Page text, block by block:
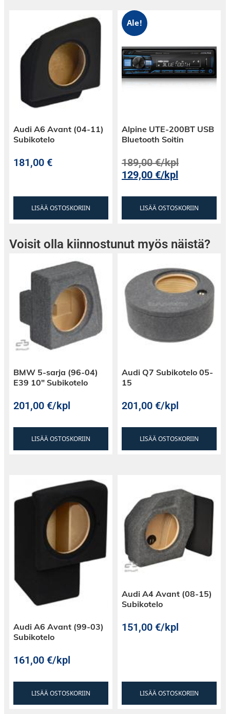
Audi A6 Avant (04-11)
Subikotelo
181,00€
LISÄÄ OSTOSKORIIN
Ale!
Alpine UTE-200BT USB
Bluetooth Soitin
189,00€/kpl
129,00€/kpl
LISÄÄ OSTOSKORIIN
Voisit olla kiinnostunut myös näistä?
BMW 5-sarja (96-04)
E39 10″ Subikotelo
201,00€/kpl
LISÄÄ OSTOSKORIIN
Audi Q7 Subikotelo 05-
15
201,00€/kpl
LISÄÄ OSTOSKORIIN
Audi A6 Avant (99-03)
Subikotelo
161,00€/kpl
LISÄÄ OSTOSKORIIN
Audi A4 Avant (08-15)
Subikotelo
151,00€/kpl
LISÄÄ OSTOSKORIIN